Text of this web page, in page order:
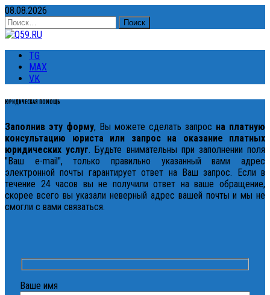
08.08.2026
Найти:
TG
MAX
VK
ЮРИДИЧЕСКАЯ ПОМОЩЬ
Заполнив эту форму, Вы можете сделать запрос на платную
консультацию юриста или запрос на оказание платных
юридических услуг. Будьте внимательны при заполнении поля
"Ваш e-mail", только правильно указанный вами адрес
электронной почты гарантирует ответ на Ваш запрос. Если в
течение 24 часов вы не получили ответ на ваше обращение,
скорее всего вы указали неверный адрес вашей почты и мы не
смогли с вами связаться.
Ваше имя